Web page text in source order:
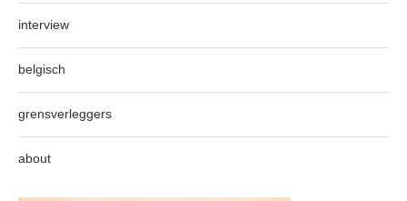
interview
belgisch
grensverleggers
about